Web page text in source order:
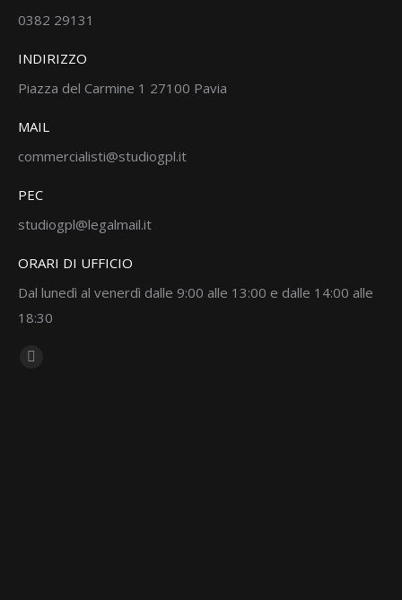
0382 29131
INDIRIZZO
Piazza del Carmine 1 27100 Pavia
MAIL
commercialisti@studiogpl.it
PEC
studiogpl@legalmail.it
ORARI DI UFFICIO
Dal lunedì al venerdì dalle 9:00 alle 13:00 e dalle 14:00 alle
18:30
Ci puoi trovare su:
Linkedin